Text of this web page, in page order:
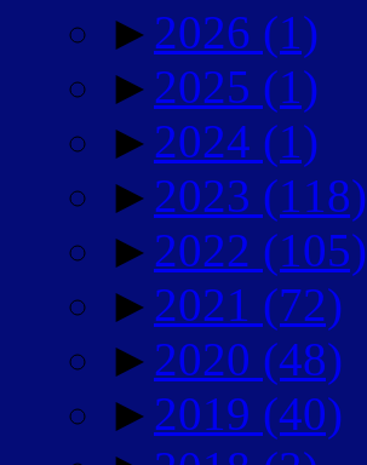
► 2026 (1)
► 2025 (1)
► 2024 (1)
► 2023 (118)
► 2022 (105)
► 2021 (72)
► 2020 (48)
► 2019 (40)